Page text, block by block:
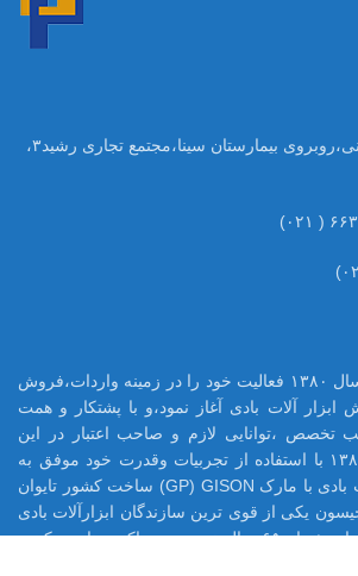
تهران ،خیابان امام خمینی،روبروی بیمارستان سینا،مجتمع تجاری رشید۳،
شرکت صبا صنعت از سال ۱۳۸۰ فعالیت خود را در زمینه واردات،فروش
آلات بادی آغاز نمود،و با پشتکار و همت
،توانایی لازم و صاحب اعتبار در این
حرفه گردید.در سال ۱۳۸۸ با استفاده از تجربیات وقدرت خود موفق به
اخذ نمایندگی ابزار آلات بادی با مارک GP) GISON) ساخت کشور تایوان
یکی از قوی ترین سازندگان ابزارآلات بادی
در تایوان می باشد که با بیش از ۶۵ سال تجربه ،هم اکنون تامین کننده